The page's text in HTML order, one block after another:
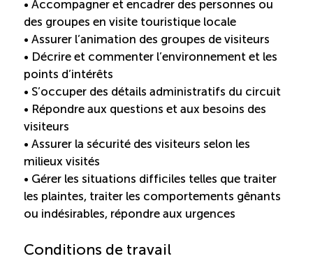
Destination IA
Diagnostic Nord-du-Québec
Programme de francisation
Métiers et carrières en tourisme
Norme entretien ménager
Boomerang
Saisonnalité
• Accompagner et encadrer des personnes ou
des groupes en visite touristique locale
• Assurer l’animation des groupes de visiteurs
• Décrire et commenter l’environnement et les
points d’intérêts
• S’occuper des détails administratifs du circuit
• Répondre aux questions et aux besoins des
visiteurs
• Assurer la sécurité des visiteurs selon les
milieux visités
• Gérer les situations difficiles telles que traiter
les plaintes, traiter les comportements gênants
ou indésirables, répondre aux urgences
Conditions de travail